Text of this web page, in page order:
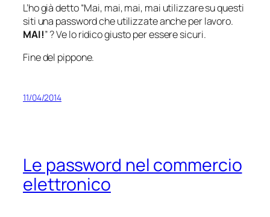
L’ho già detto “Mai, mai, mai, mai utilizzare su questi
siti una password che utilizzate anche per lavoro.
MAI!” ? Ve lo ridico giusto per essere sicuri.
Fine del pippone.
11/04/2014
Le password nel commercio
elettronico